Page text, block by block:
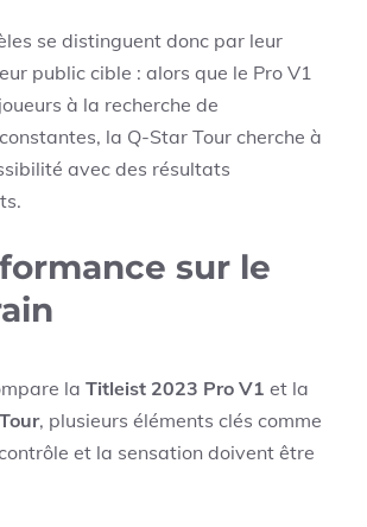
se distinguent donc par leur
public cible : alors que le Pro V1
à la recherche de
la Q-Star Tour cherche à
avec des résultats
sur le
la Titleist 2023 Pro V1 et la
, plusieurs éléments clés comme
et la sensation doivent être